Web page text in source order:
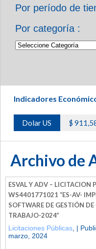
Por período de
Por categoría :
Indicadores
Dolar US $
Archivo de
ESVAL Y ADV – LICITACION
WS4401771021 “ES-AV-
SOFTWARE DE GESTIÓN DE
TRABAJO-2024”
Licitaciones Públicas , |
marzo, 2024